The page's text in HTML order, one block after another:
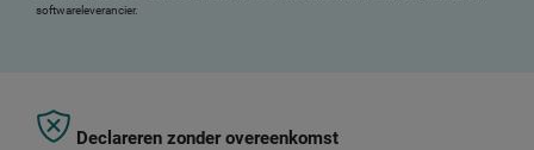
softwareleverancier.
Declareren zonder overeenkomst